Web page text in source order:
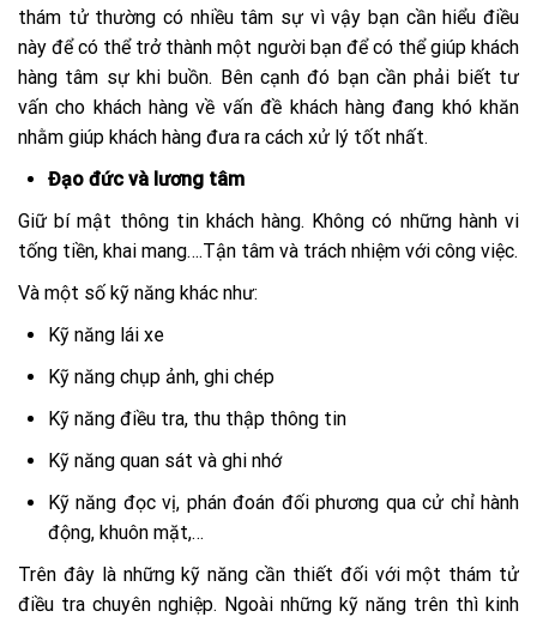
thám tử thường có nhiều tâm sự vì vậy bạn cần hiểu điều
này để có thể trở thành một người bạn để có thể giúp khách
hàng tâm sự khi buồn. Bên cạnh đó bạn cần phải biết tư
vấn cho khách hàng về vấn đề khách hàng đang khó khăn
nhằm giúp khách hàng đưa ra cách xử lý tốt nhất.
Đạo đức và lương tâm
Giữ bí mật thông tin khách hàng. Không có những hành vi
tống tiền, khai mang….Tận tâm và trách nhiệm với công việc.
Và một số kỹ năng khác như:
Kỹ năng lái xe
Kỹ năng chụp ảnh, ghi chép
Kỹ năng điều tra, thu thập thông tin
Kỹ năng quan sát và ghi nhớ
Kỹ năng đọc vị, phán đoán đối phương qua cử chỉ hành
động, khuôn mặt,…
Trên đây là những kỹ năng cần thiết đối với một thám tử
điều tra chuyên nghiệp. Ngoài những kỹ năng trên thì kinh